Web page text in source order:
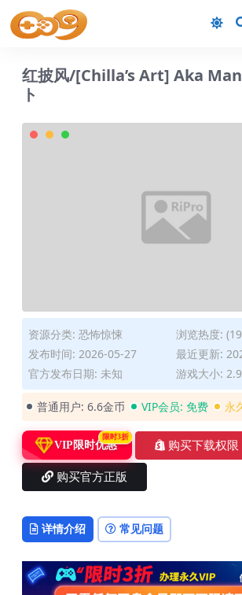
红披风/[Chilla’s Art] Aka
ト
资源分类: 恐怖惊悚
浏览热度:
发布时间: 2026-05-27
最近更新:
官方发布日期: 未知
游戏大小:
普通用户: 6.6金币 VIP会员: 免费 永
VIP限时优惠
限时3折
购买下载权限
购买官方正版
详情介绍 常见问题